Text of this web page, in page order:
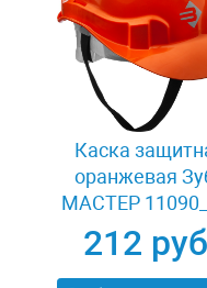
Каска
оранжевая
МАСТЕР
212